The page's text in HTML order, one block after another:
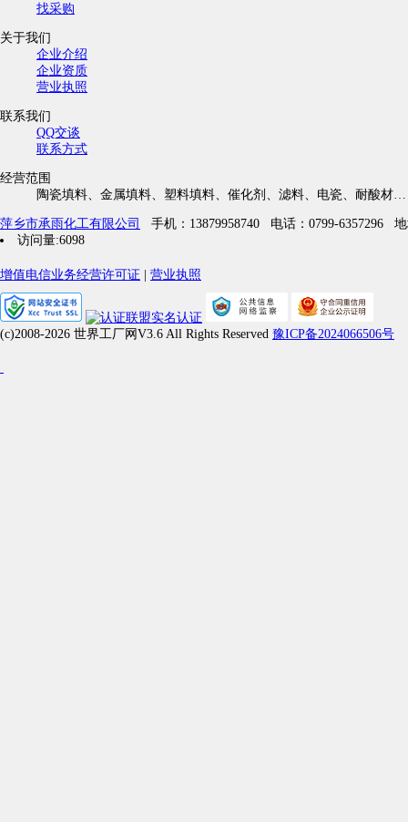
找采购
关于我们
企业介绍
企业资质
营业执照
联系我们
QQ交谈
联系方式
经营范围
陶瓷填料、金属填料、塑料填料、催化剂、滤料、电瓷、耐酸材…
萍乡市承雨化工有限公司 手机：13879958740 电话：0799-6357296
访问量:6098
增值电信业务经营许可证 营业执照
(c)2008-2026 世界工厂网V3.6 All Rights Reserved 豫ICP备2024066506号